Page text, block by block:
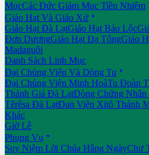
MụcCác Đức Giám Mục Tiền Nhiệm
Giáo Hạt Và Giáo Xứ 
Giáo Hạt Đà LạtGiáo Hạt Bảo Lộc
Đơn DươngGiáo Hạt Đạ TôngGiáo
Madaguôi
Danh Sách Linh Mục
Đại Chủng Viện Và Dòng Tu 
Đại Chủng Viện Minh HoàTu Đoàn
Thánh Giá Đà LạtDòng Chứng
Têrêsa Đà LạtĐan Viện Xitô Thánh
Khác
Giờ Lễ
Phụng Vụ 
Suy Niệm Lời Chúa Hằng NgàyChư